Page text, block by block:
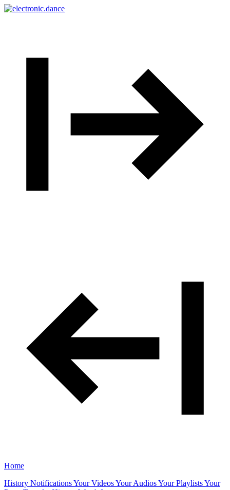
Home
History NotificationsYour VideosYour AudiosYour PlaylistsYour